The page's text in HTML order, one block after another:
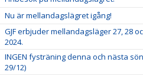
Nu är mellandagslägret igång!
GJF erbjuder mellandagsläger 27, 28
2024.
INGEN fysträning denna och nästa
29/12)